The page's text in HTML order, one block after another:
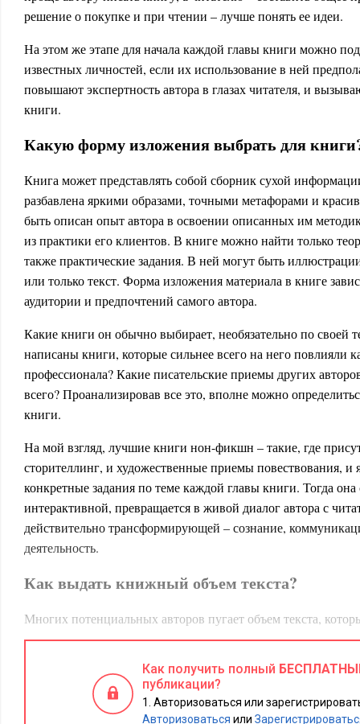
решение о покупке и при чтении – лучше понять ее идеи.
На этом же этапе для начала каждой главы книги можно
известных личностей, если их использование в ней
повышают экспертность автора в глазах читателя, и
книги.
Какую форму изложения выбрать для
Книга может представлять собой сборник сухой
разбавлена яркими образами, точными метафорами и
быть описан опыт автора в освоении описанных им
из практики его клиентов. В книге можно найти только
также практические задания. В ней могут быть
или только текст. Форма изложения материала в книге
аудитории и предпочтений самого автора.
Какие книги он обычно выбирает, необязательно по своей
написаны книги, которые сильнее всего на него повлияли
профессионала? Какие писательские приемы других
всего? Проанализировав все это, вполне можно
книги.
На мой взгляд, лучшие книги нон-фикшн – такие, где
сторителлинг, и художественные приемы повествования, и
конкретные задания по теме каждой главы книги. Тогда она
интерактивной, превращается в живой диалог автора с
действительно трансформирующей – сознание,
деятельность.
Как выдать книжный объем текста?
Многих потенциальных авторов пугает объем текста,
написать книгу. Но если задуматься, каждый эксперт,
Средний объем книги нон-фикшен это шесть авторских
пробелами каждый, или 240 тысяч знаков, а это всего
Как получить полный
публикации?
Авторизоваться или
Авторизоваться или